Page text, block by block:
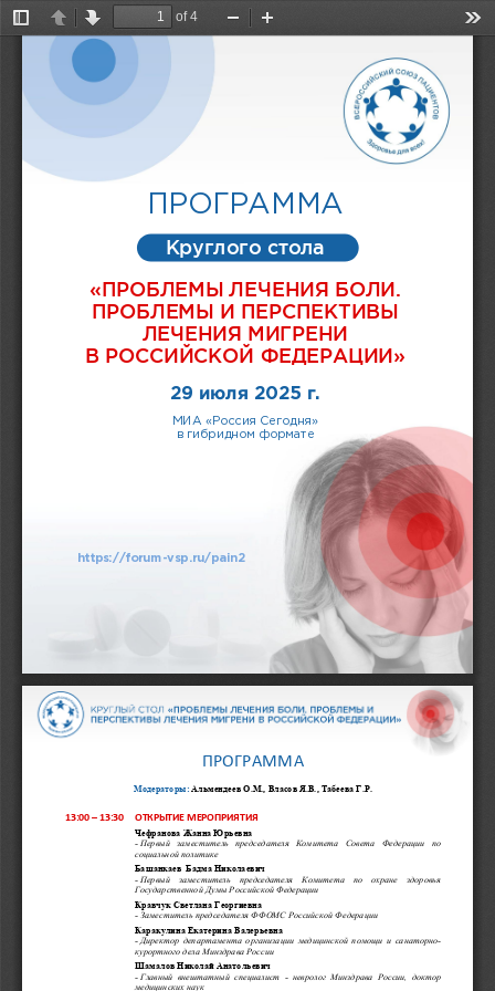
Toggle
Sidebar
PreviousNext
of 4
Zoom
https://forum-vsp.ru/pain2
ПРОГРАММА
Круглого стола
«ПРОБЛЕМЫ ЛЕЧЕНИЯ БОЛИ.
ПРОБЛЕМЫ И ПЕРСПЕКТИВЫ
ЛЕЧЕНИЯ МИГРЕНИ
В РОССИЙСКОЙ ФЕДЕРАЦИИ»
29 июля 2025 г.
МИА «Россия Сегодня»
в гибридном формате
ПРОГРАММА
Модераторы:Альмендеев О.М., Власов Я.В., Табеева Г.Р.
13:00–13:30 ОТКРЫТИЕ МЕРОПРИЯТИЯ
Чефранова Жанна Юрьевна
-Первый  заместитель  председателя  Комитета  Совета  Федерации  по
социальной политике
Башанкаев  Бадма Николаевич
-Первый  заместитель  председателя
Комитета  по  охране  здоровья
Государственной Думы Российской Федерации
Кравчук Светлана Георгиевна
-Заместитель председателя ФФОМС Российской Федерации
Каракулина Екатерина Валерьевна
-Директор департамента организации медицинской помощи и санаторно-
курортного дела Минздрава России
Шамалов Николай Анатольевич
-Главный внештатный специалист - невролог Минздрава России, доктор
медицинских наук